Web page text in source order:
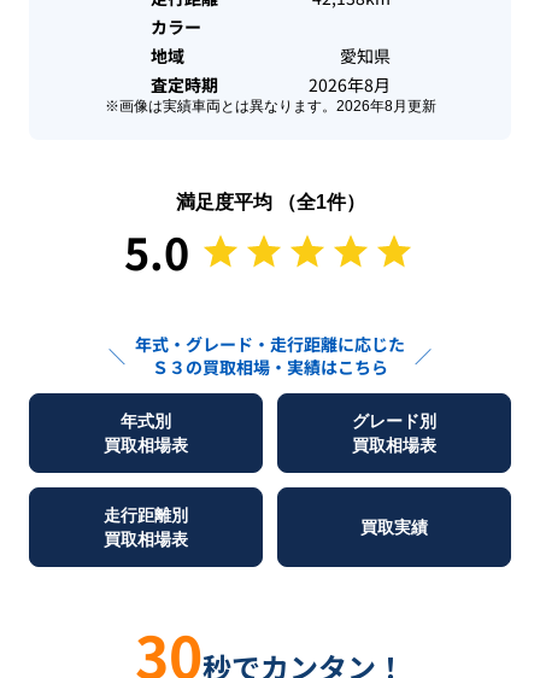
カラー
地域
愛知県
査定時期
2026年8月
※画像は実績車両とは異なります。 2026年8月 更新
満足度平均 （全1件）
5.0
＼ 年式・グレード・走行距離に応じた
Ｓ３ の買取相場・実績はこちら ／
年式別
買取相場表
グレード別
買取相場表
走行距離別
買取相場表
買取実績
30秒でカンタン！